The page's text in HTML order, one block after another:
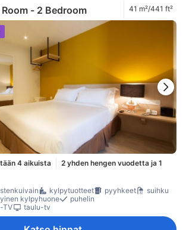
- 2 Bedroom 41 m²/441 ft²
4 aikuista
2 yhden hengen vuodetta ja 1
kylpytuotteet pyyhkeet
suihku
kylpyhuone
puhelin
TV
taulu-tv